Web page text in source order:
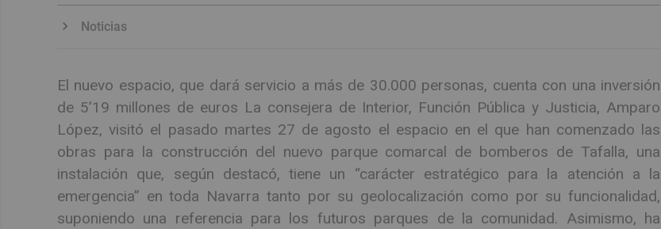
Noticias
El nuevo espacio, que dará servicio a más de 30.000 personas, cuenta con una inversión
de 5’19 millones de euros La consejera de Interior, Función Pública y Justicia, Amparo
López, visitó el pasado martes 27 de agosto el espacio en el que han comenzado las
obras para la construcción del nuevo parque comarcal de bomberos de Tafalla, una
instalación que, según destacó, tiene un “carácter estratégico para la atención a la
emergencia” en toda Navarra tanto por su geolocalización como por su funcionalidad,
suponiendo una referencia para los futuros parques de la comunidad. Asimismo, ha